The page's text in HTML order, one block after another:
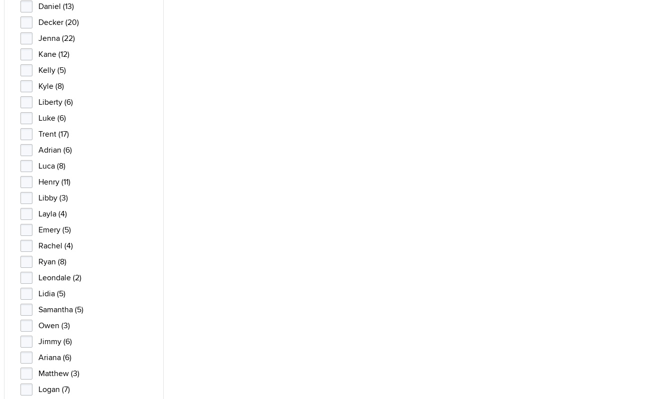
Daniel (13)
Decker (20)
Jenna (22)
Kane (12)
Kelly (5)
Kyle (8)
Liberty (6)
Luke (6)
Trent (17)
Adrian (6)
Luca (8)
Henry (11)
Libby (3)
Layla (4)
Emery (5)
Rachel (4)
Ryan (8)
Leondale (2)
Lidia (5)
Samantha (5)
Owen (3)
Jimmy (6)
Ariana (6)
Matthew (3)
Logan (7)